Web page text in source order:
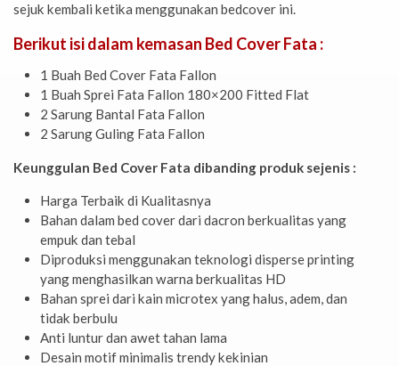
sejuk kembali ketika menggunakan bedcover ini.
Berikut isi dalam kemasan Bed Cover Fata :
1 Buah Bed Cover Fata Fallon
1 Buah Sprei Fata Fallon 180×200 Fitted Flat
2 Sarung Bantal Fata Fallon
2 Sarung Guling Fata Fallon
Keunggulan Bed Cover Fata dibanding produk sejenis :
Harga Terbaik di Kualitasnya
Bahan dalam bed cover dari dacron berkualitas yang
empuk dan tebal
Diproduksi menggunakan teknologi disperse printing
yang menghasilkan warna berkualitas HD
Bahan sprei dari kain microtex yang halus, adem, dan
tidak berbulu
Anti luntur dan awet tahan lama
Desain motif minimalis trendy kekinian